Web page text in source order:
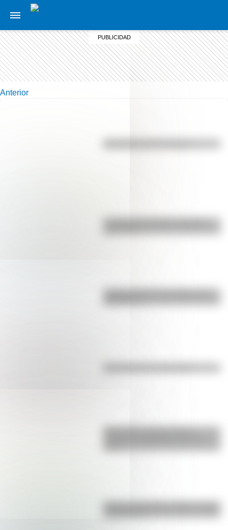
Anterior
¿Sabías cómo fue la infancia de
Efemérides: tres cosas que
Bandera de Bolivia: historia, origen